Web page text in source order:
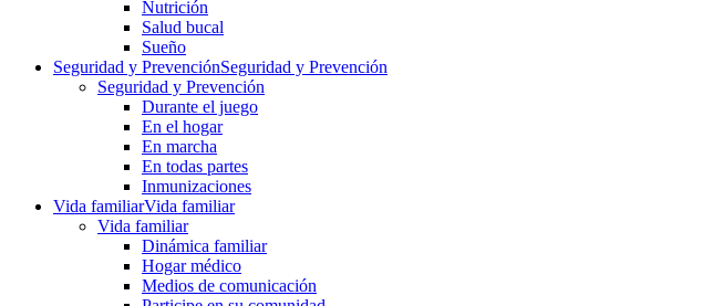
Nutrición
Salud bucal
Sueño
Seguridad y PrevenciónSeguridad y Prevención
Seguridad y Prevención
Durante el juego
En el hogar
En marcha
En todas partes
Inmunizaciones
Vida familiarVida familiar
Vida familiar
Dinámica familiar
Hogar médico
Medios de comunicación